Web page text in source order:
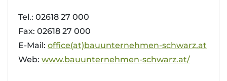
Tel.: 02618 27 000
Fax: 02618 27 000
E-Mail: office(at)bauunternehmen-schwarz.at
Web: www.bauunternehmen-schwarz.at/